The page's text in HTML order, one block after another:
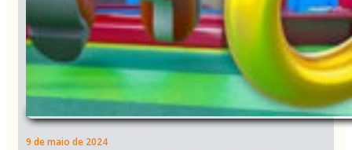
9 de maio de 2024